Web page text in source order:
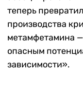
теперь
производства
метамфетамина
опасным
зависимости».